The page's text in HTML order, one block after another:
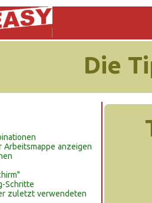
Die
Arbeitsmappe anzeigen
Schritte
zuletzt verwendeten